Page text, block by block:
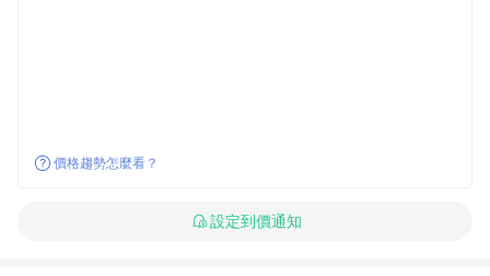
價格趨勢怎麼看？
設定到價通知